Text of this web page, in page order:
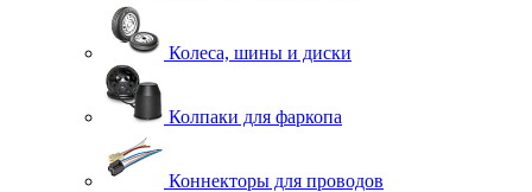
Колеса, шины и диски
Колпаки для фаркопа
Коннекторы для проводов